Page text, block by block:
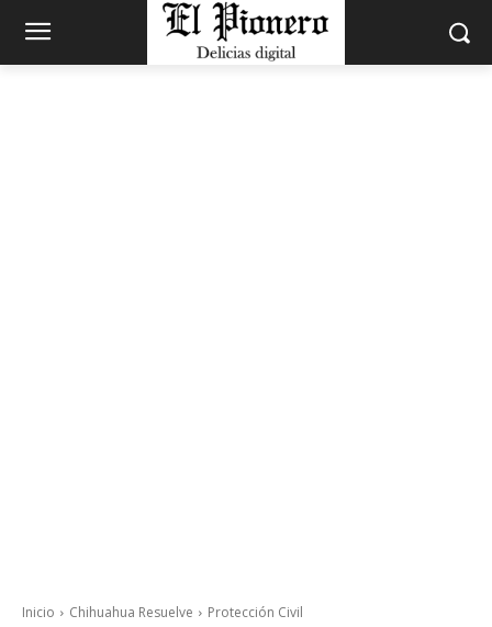
Inicio Chihuahua Resuelve Protección Civil